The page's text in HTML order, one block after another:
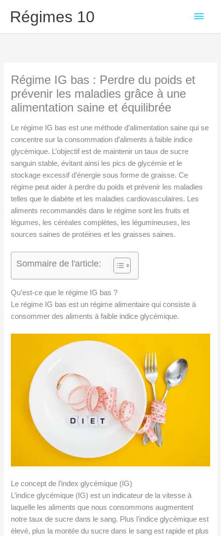
Régimes 10
Régime IG bas : Perdre du poids et
prévenir les maladies grâce à une
alimentation saine et équilibrée
Le régime IG bas est une méthode d’alimentation saine qui se
concentre sur la consommation d’aliments à faible indice
glycémique. L’objectif est de maintenir un taux de sucre
sanguin stable, évitant ainsi les pics de glycémie et le
stockage excessif d’énergie sous forme de graisse. Ce
régime peut aider à perdre du poids et prévenir les maladies
telles que le diabète et les maladies cardiovasculaires. Les
aliments recommandés dans le régime sont les fruits et
légumes, les céréales complètes, les légumineuses, les
sources saines de protéines et les graisses saines.
Sommaire de l'article:
Qu’est-ce que le régime IG bas ?
Le régime IG bas est un régime alimentaire qui consiste à
consommer des aliments à faible indice glycémique.
Le concept de l’index glycémique (IG)
L’indice glycémique (IG) est un indicateur de la vitesse à
laquelle les aliments que nous consommons augmentent
notre taux de sucre dans le sang. Plus l’indice glycémique est
élevé, plus la montée du sucre dans le sang est rapide et plus